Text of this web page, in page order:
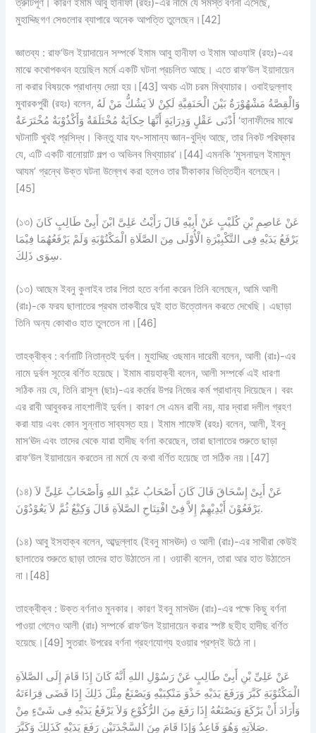
ত্রুটিপূর্ণ। কারণ ইমাম আবু হানীফা (রহঃ)-এর নামে যে সমস্ত বর্ণনা এসেছে,
মুহাদ্দিছগণ সেগুলোর ব্যাপারে অনেক আপত্তি তুলেছেন।[42]
জ্ঞাতব্য : রাফ‘উল ইয়াদায়েন সম্পর্কে ইমাম আবু হানীফা ও ইমাম আওযাঈ (রহঃ)-এর
মাঝে কথোপকথন হয়েছিল মর্মে একটি ঘটনা প্রচলিত আছে। এতে রাফ‘উল ইয়াদায়েন
না করার বিষয়কে প্রাধান্য দেয়া হয়।[43] অথচ এটা চরম মিথ্যাচার। ওবাইদুল্লাহ
মুবারকপুরী (রহঃ) বলেন, وَالْقِصَّةُ مَشْهُوْرَةٌ بَيْنَ الْحَنَفِيَّةِ لَكِنْ لاَ يَشُكُّ مَنْ لَهُ
أَدْنَى عَقْلٍ وَدِرَايَةٍ أَنَّهَا حِكاَيَةٌ مُخْتَلَقَةٌ وَأَكْذُوْبَةٌ مُخْتَرَعَةٌ ‘হানাফীদের মাঝে
ঘটনাটি খুবই প্রসিদ্ধ। কিন্তু যার যৎ-সামান্য জ্ঞান-বুদ্ধি আছে, তার নিকট পরিষ্কার
যে, এটি একটি বানোয়াট গল্প ও অভিনব মিথ্যাচার’।[44] এমনকি ‘মুসনাদুল ইমামুল
আযম’ গ্রন্থে উক্ত ঘটনা উল্লেখ করা হলেও তার টীকাকার ভিত্তিহীন বলেছেন।
[45]
(১৩) عَنْ عَاصِمٍ بْنِ كُلَيْبٍ عَنْ أَبِيْهِ قَالََ رَأَيْتُ عَلِىَّ ابْنَ أَبِىْ طَالِبٍ كَانَ
يَرْفَعُ يَدَيْهِ فِى التَّكْبِيْرَةِ الْأُوْلَى مِنَ الصَّلَاةِ الْمَكْتُوْبَةِ وَلَمْ يَرْفَعُهُمَا فِيْمَا
سِوَى ذَلِكَ.
(১৩) আছেম ইবনু কুলাইব তার পিতা হতে বর্ণনা করেন তিনি বলেছেন, আমি আলী
(রাঃ)-কে ফরয ছালাতের প্রথম তাকবীরে দুই হাত উত্তোলন করতে দেখেছি। এছাড়া
তিনি অন্য কোথাও হাত তুলতেন না।[46]
তাহক্বীক্ব : বর্ণনাটি নিতান্তই দুর্বল। মুহাদ্দিছ ওছমান দারেমী বলেন, আলী (রাঃ)-এর
নামে দুর্বল সূত্রে বর্ণিত হয়েছে। ইমাম বায়হাক্বী বলেন, আলী সম্পর্কে এই ধারণা
সঠিক নয় যে, তিনি রাসূল (ছাঃ)-এর কর্মের উপর নিজের কর্ম প্রাধান্য দিয়েছেন। বরং
এর রাবী আবুবকর নাহশালীই দুর্বল। কারণ সে এমন রাবী নয়, যার দ্বারা দলীল গ্রহণ
করা যায় এবং কোন সুন্নাত সাব্যস্ত হয়। ইমাম শাফেঈ (রহঃ) বলেন, আলী, ইবনু
মাস‘ঊদ এবং তাদের থেকে যারা হাদীছ বর্ণনা করেছেন, তারা ছালাতের শুরুতে ছাড়া
রাফ‘উল ইয়াদায়েন করতেন না মর্মে যে কথা বর্ণিত হয়েছে তা সঠিক নয়।[47]
(১৪) عَنْ أَبِىْ إِسْحَاقَ قَالَ كَانَ أَصْحَابُ عَبْدِ اللهِ وَأَصْحَابُ عَلِىٍّ لاَ
يَرْفَعُوْنَ أَيْدِيْهِمْ إِلاَّ فِىْ افْتِتَاحِ الصَّلاَةِ قَالَ وَكِيْعٌ ثُمَّ لاَ يَعُوْدُوْنَ.
(১৪) আবু ইসহাক্ব বলেন, আব্দুল্লাহ (ইবনু মাসঊদ) ও আলী (রাঃ)-এর সাথীরা কেউই
ছালাতের শুরুতে ছাড়া তাদের হাত উঠাতেন না। ওয়াকী বলেন, তারা আর হাত উঠাতেন
না।[48]
তাহক্বীক্ব : উক্ত বর্ণনাও মুনকার। কারণ ইবনু মাসঊদ (রাঃ)-এর পক্ষে কিছু বর্ণনা
পাওয়া গেলেও আলী (রাঃ) সম্পর্কে রাফ‘উল ইয়াদায়েন করার স্পষ্ট ছহীহ হাদীছ বর্ণিত
হয়েছে।[49] সুতরাং উপরের বর্ণনা গ্রহণযোগ্য হওয়ার প্রশ্নই উঠে না।
عَنْ عَلِىِّ بْنِ أَبِىْ طَالِبٍ عَنْ رَسُوْلِ اللهِ أَنَّهُ كَانَ إِذَا قَامَ إِلَى الصَّلاَةِ
الْمَكْتُوْبَةِ كَبَّرَ وَرَفَعَ يَدَيْهِ حَذْوَ مَنْكِبَيْهِ وَيَصْنَعُ مِثْلَ ذَلِكَ إِذَا قَضَى قِرَاءَتَهُ
وَأَرَادَ أَنْ يَرْكَعَ وَيَصْنَعُهُ إِذَا رَفَعَ مِنَ الرُّكُوْعِ وَلاَ يَرْفَعُ يَدَيْهِ فِى شَىْءٍ مِنْ
صَلاَتِهِ وَهُوَ قَاعِدٌ وَإِذَا قَامَ مِنَ السَّجْدَتَيْنِ رَفَعَ يَدَيْهِ كَذَلِكَ وَكَبَّرَ.